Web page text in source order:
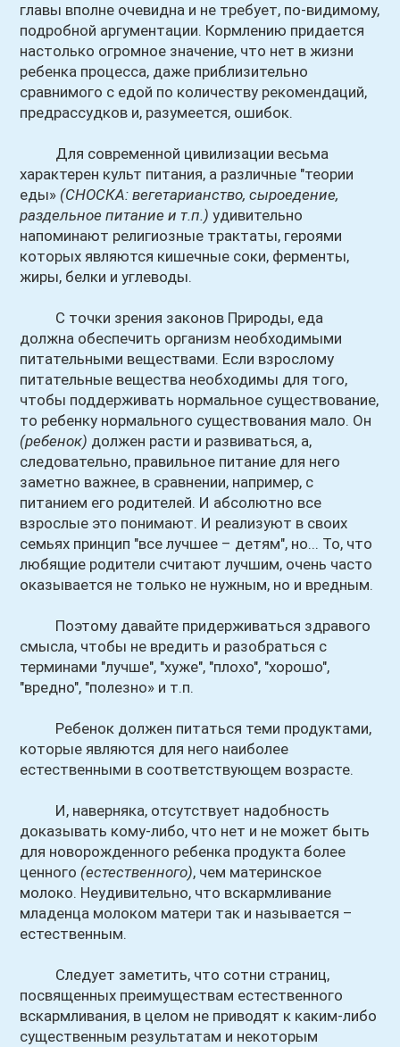
главы вполне очевидна и не требует, по-видимому,
подробной аргументации. Кормлению придается
настолько огромное значение, что нет в жизни
ребенка процесса, даже приблизительно
сравнимого с едой по количеству рекомендаций,
предрассудков и, разумеется, ошибок.
Для современной цивилизации весьма
характерен культ питания, а различные "теории
еды» (СНОСКА: вегетарианство, сыроедение,
раздельное питание и т.п.) удивительно
напоминают религиозные трактаты, героями
которых являются кишечные соки, ферменты,
жиры, белки и углеводы.
С точки зрения законов Природы, еда
должна обеспечить организм необходимыми
питательными веществами. Если взрослому
питательные вещества необходимы для того,
чтобы поддерживать нормальное существование,
то ребенку нормального существования мало. Он
(ребенок) должен расти и развиваться, а,
следовательно, правильное питание для него
заметно важнее, в сравнении, например, с
питанием его родителей. И абсолютно все
взрослые это понимают. И реализуют в своих
семьях принцип "все лучшее – детям", но... То, что
любящие родители считают лучшим, очень часто
оказывается не только не нужным, но и вредным.
Поэтому давайте придерживаться здравого
смысла, чтобы не вредить и разобраться с
терминами "лучше", "хуже", "плохо", "хорошо",
"вредно", "полезно» и т.п.
Ребенок должен питаться теми продуктами,
которые являются для него наиболее
естественными в соответствующем возрасте.
И, наверняка, отсутствует надобность
доказывать кому-либо, что нет и не может быть
для новорожденного ребенка продукта более
ценного (естественного), чем материнское
молоко. Неудивительно, что вскармливание
младенца молоком матери так и называется –
естественным.
Следует заметить, что сотни страниц,
посвященных преимуществам естественного
вскармливания, в целом не приводят к каким-либо
существенным результатам и некоторым